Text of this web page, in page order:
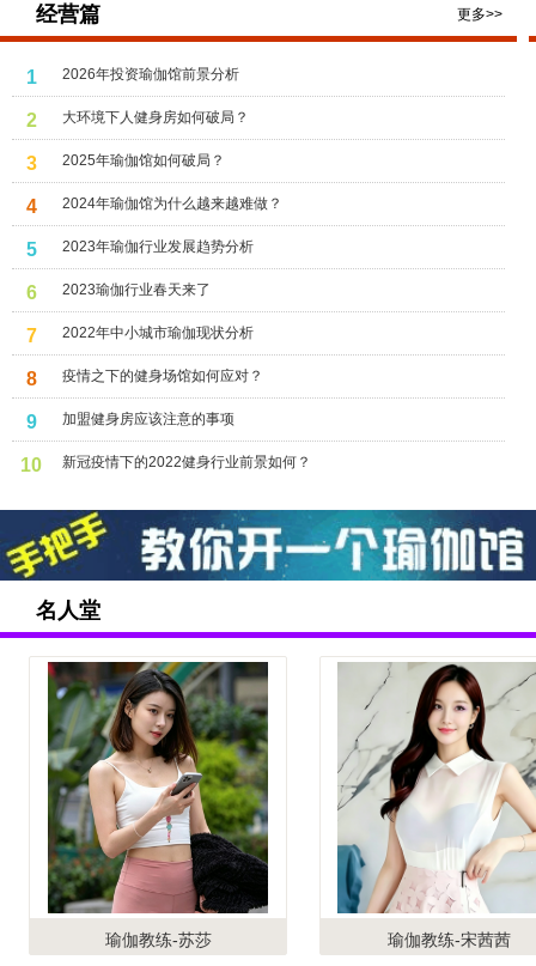
经营篇 更多>>
1 2026年投资瑜伽馆前景分析
2 大环境下人健身房如何破局？
3 2025年瑜伽馆如何破局？
4 2024年瑜伽馆为什么越来越难做？
5 2023年瑜伽行业发展趋势分析
6 2023瑜伽行业春天来了
7 2022年中小城市瑜伽现状分析
8 疫情之下的健身场馆如何应对？
9 加盟健身房应该注意的事项
10 新冠疫情下的2022健身行业前景如何？
名人堂
瑜伽教练-苏莎 瑜伽教练-宋茜茜